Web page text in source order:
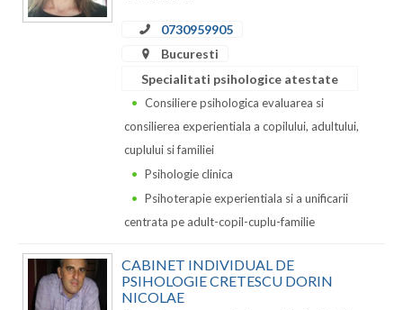
0730959905
Bucuresti
Specialitati psihologice atestate
Consiliere psihologica evaluarea si
consilierea experientiala a copilului, adultului,
cuplului si familiei
Psihologie clinica
Psihoterapie experientiala si a unificarii
centrata pe adult-copil-cuplu-familie
CABINET INDIVIDUAL DE
PSIHOLOGIE CRETESCU DORIN
NICOLAE